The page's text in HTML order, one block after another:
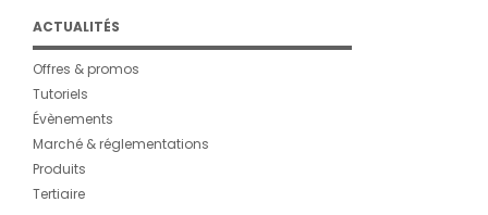
ACTUALITÉS
Offres & promos
Tutoriels
Évènements
Marché & réglementations
Produits
Tertiaire